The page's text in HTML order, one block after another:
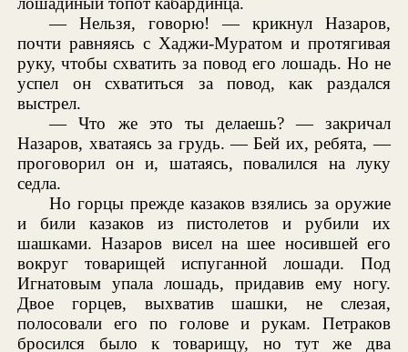
— Нельзя, говорю! — крикнул Назаров,
почти равняясь с Хаджи-Муратом и протягивая
руку, чтобы схватить за повод его лошадь. Но не
успел он схватиться за повод, как раздался
выстрел.
— Что же это ты делаешь? — закричал
Назаров, хватаясь за грудь. — Бей их, ребята, —
проговорил он и, шатаясь, повалился на луку
седла.
Но горцы прежде казаков взялись за оружие
и били казаков из пистолетов и рубили их
шашками. Назаров висел на шее носившей его
вокруг товарищей испуганной лошади. Под
Игнатовым упала лошадь, придавив ему ногу.
Двое горцев, выхватив шашки, не слезая,
полосовали его по голове и рукам. Петраков
бросился было к товарищу, но тут же два